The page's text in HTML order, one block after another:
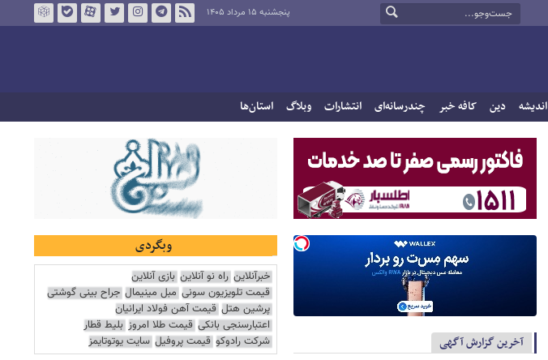
پنجشنبه ۱۵ مرداد ۱۴۰۵
اندیشه دین کافه خبر چندرسانه‌ای انتشارات وبلاگ استان‌ها
آخرین گزارش آگهی
وبگردی
خبرآنلاین راه نو آنلاین بازی آنلاین
قیمت تلویزیون سونی مبل مینیمال جراح بینی گوشتی
پرشین هتل قیمت آهن فولاد ایرانیان
اعتبارسنجی بانکی قیمت طلا امروز بلیط قطار
شرکت رادوکو قیمت پروفیل سایت یوتوتایمز